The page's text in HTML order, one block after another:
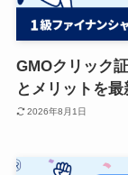
GMOクリック
とメリットを最
2026年8月1日